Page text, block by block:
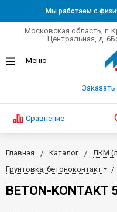
Мы работаем с
Московская область, г.
Центральная, д.
Сравнение
Главная Каталог
ЛКМ
Грунтовка, бетоноконтакт
BETON-KONTAKT